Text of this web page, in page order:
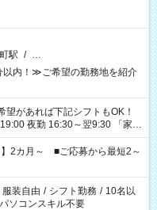
駅 / …
内！≫ご希望の勤務地を紹介
夜勤 16:30～翌9:30 「家族
って夕飯の準備がしたい」
など、ご希望を教えてください
。 合計で週40時間を超える場
】2カ月～ ■ご応募から最短2～
服装自由 / シフト勤務 / 10名以
パソコンスキル不要